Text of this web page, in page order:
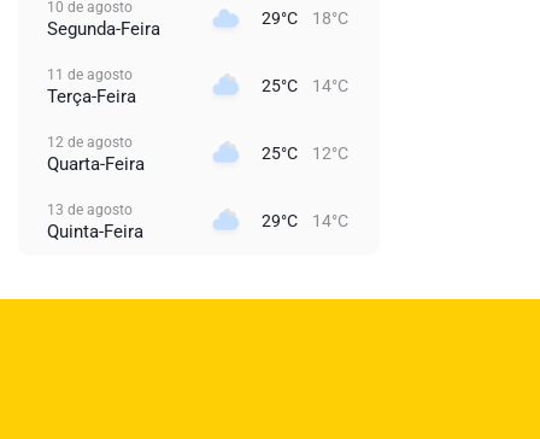
10 de agosto
Segunda-Feira 29°C 18°C
11 de agosto
Terça-Feira 25°C 14°C
12 de agosto
Quarta-Feira 25°C 12°C
13 de agosto
Quinta-Feira 29°C 14°C